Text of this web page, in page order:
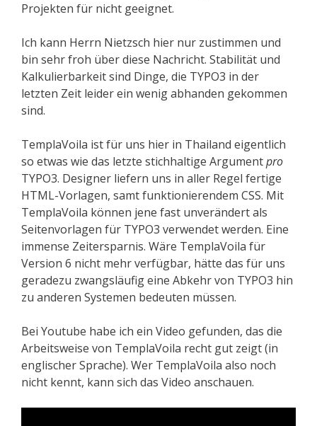
Projekten für nicht geeignet.
Ich kann Herrn Nietzsch hier nur zustimmen und
bin sehr froh über diese Nachricht. Stabilität und
Kalkulierbarkeit sind Dinge, die TYPO3 in der
letzten Zeit leider ein wenig abhanden gekommen
sind.
TemplaVoila ist für uns hier in Thailand eigentlich
so etwas wie das letzte stichhaltige Argumentpro
TYPO3. Designer liefern uns in aller Regel fertige
HTML-Vorlagen, samt funktionierendem CSS. Mit
TemplaVoila können jene fast unverändert als
Seitenvorlagen für TYPO3 verwendet werden. Eine
immense Zeitersparnis. Wäre TemplaVoila für
Version 6 nicht mehr verfügbar, hätte das für uns
geradezu zwangsläufig eine Abkehr von TYPO3 hin
zu anderen Systemen bedeuten müssen.
Bei Youtube habe ich ein Video gefunden, das die
Arbeitsweise von TemplaVoila recht gut zeigt (in
englischer Sprache). Wer TemplaVoila also noch
nicht kennt, kann sich das Video anschauen.